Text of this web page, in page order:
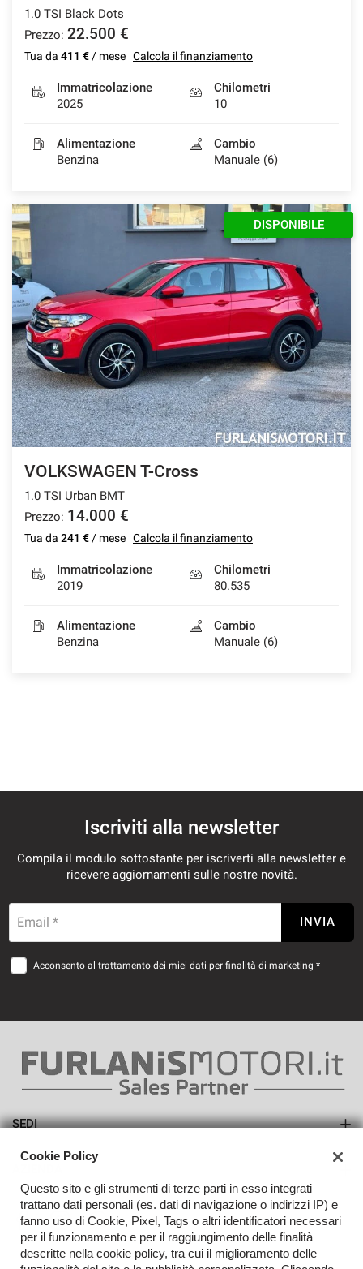
1.0 TSI Black Dots
Prezzo: 22.500 €
Tua da 411 € / mese Calcola il finanziamento
Immatricolazione
2025
Chilometri
10
Alimentazione
Benzina
Cambio
Manuale (6)
DISPONIBILE
VOLKSWAGEN T-Cross
1.0 TSI Urban BMT
Prezzo: 14.000 €
Tua da 241 € / mese Calcola il finanziamento
Immatricolazione
2019
Chilometri
80.535
Alimentazione
Benzina
Cambio
Manuale (6)
Iscriviti alla newsletter
Compila il modulo sottostante per iscriverti alla newsletter e
ricevere aggiornamenti sulle nostre novità.
Email * INVIA
Acconsento al trattamento dei miei dati per finalità di marketing *
SEDI
Contatti
Cookie Policy
Questo sito e gli strumenti di terze parti in esso integrati
trattano dati personali (es. dati di navigazione o indirizzi IP) e
fanno uso di Cookie, Pixel, Tags o altri identificatori necessari
per il funzionamento e per il raggiungimento delle finalità
descritte nella cookie policy, tra cui il miglioramento delle